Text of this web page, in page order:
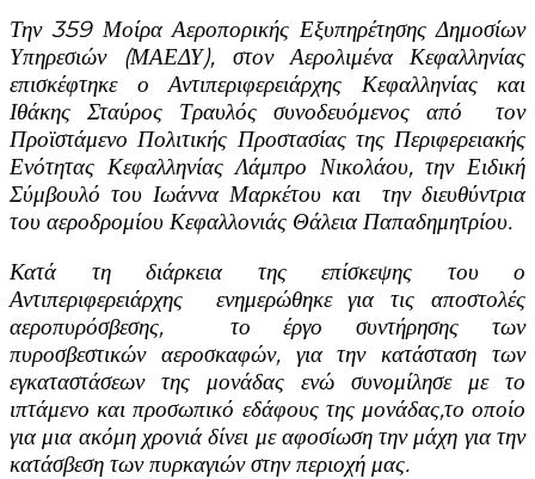
Την 359 Μοίρα Αεροπορικής Εξυπηρέτησης Δημοσίων
Υπηρεσιών (ΜΑΕΔΥ), στον Αερολιμένα Κεφαλληνίας
επισκέφτηκε ο Αντιπεριφερειάρχης Κεφαλληνίας και
Ιθάκης Σταύρος Τραυλός συνοδευόμενος από τον
Προϊστάμενο Πολιτικής Προστασίας της Περιφερειακής
Ενότητας Κεφαλληνίας Λάμπρο Νικολάου, την Ειδική
Σύμβουλό του Ιωάννα Μαρκέτου και την διευθύντρια
του αεροδρομίου Κεφαλλονιάς Θάλεια Παπαδημητρίου.
Κατά τη διάρκεια της επίσκεψης του ο
Αντιπεριφερειάρχης ενημερώθηκε για τις αποστολές
αεροπυρόσβεσης, το έργο συντήρησης των
πυροσβεστικών αεροσκαφών, για την κατάσταση των
εγκαταστάσεων της μονάδας ενώ συνομίλησε με το
ιπτάμενο και προσωπικό εδάφους της μονάδας,το οποίο
για μια ακόμη χρονιά δίνει με αφοσίωση την μάχη για την
κατάσβεση των πυρκαγιών στην περιοχή μας.